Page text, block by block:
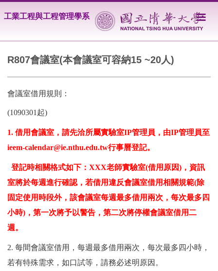
到
容
工業工程與工程管理學系
R807會議室(本會議室可容納15 ~20人)
會議室借用規則：
(1090301起)
1. 借用會議室，請先洽所屬實驗室IP管理員，由IP管理員至
ieem-calendar@ie.nthu.edu.tw行事曆登記。
登記時相關格式如下：XXX老師實驗室(借用原因)，資訊
室將於每週進行確認，若借用違反會議室借用相關規範(除
固定使用時段外，該會議室每週最多借用兩次，每次最多四
小時)，第一次將予以警告，第二次將停權會議室借用二
週。
2. 每間會議室借用，每週最多借用兩次，每次最多四小時，
若有特殊需求，如口試等，請務必述明原因。